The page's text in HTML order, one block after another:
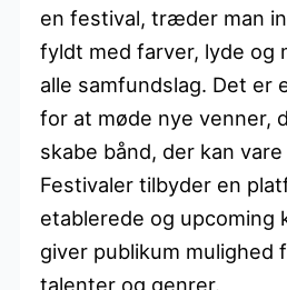
en festival, træder man
fyldt med farver, lyde og
alle samfundslag. Det er
for at møde nye venner,
skabe bånd, der kan
Festivaler tilbyder en
etablerede og upcoming
giver publikum mulighed
talenter og genrer.